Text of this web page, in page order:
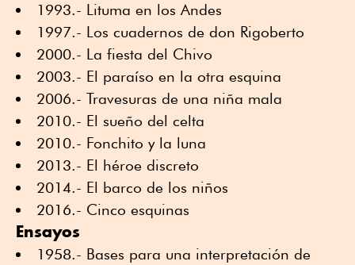
1993.- Lituma en los Andes
1997.- Los cuadernos de don Rigoberto
2000.- La fiesta del Chivo
2003.- El paraíso en la otra esquina
2006.- Travesuras de una niña mala
2010.- El sueño del celta
2010.- Fonchito y la luna
2013.- El héroe discreto
2014.- El barco de los niños
2016.- Cinco esquinas
Ensayos
1958.- Bases para una interpretación de